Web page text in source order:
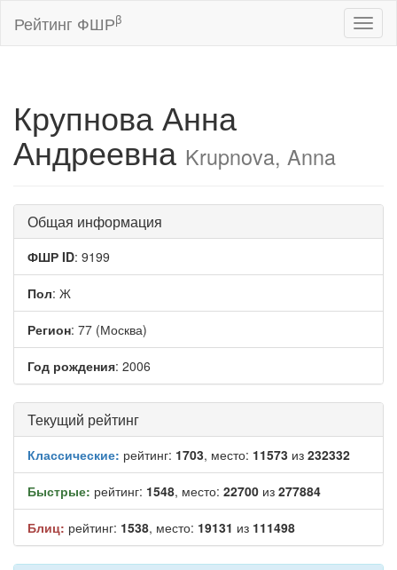
Рейтинг ФШРβ
Крупнова Анна
Андреевна Krupnova, Anna
Общая информация
ФШР ID: 9199
Пол: Ж
Регион: 77 (Москва)
Год рождения: 2006
Текущий рейтинг
Классические: рейтинг: 1703, место: 11573 из 232332
Быстрые: рейтинг: 1548, место: 22700 из 277884
Блиц: рейтинг: 1538, место: 19131 из 111498